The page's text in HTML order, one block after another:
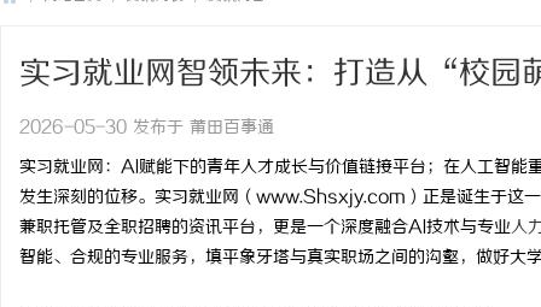
实习就业网智领未来：打造从“校
闭环
2026-05-30 发布于 莆田百事通
实习就业网：AI赋能下的青年人才成长与价值链接平台；在人工智
发生深刻的位移。实习就业网（www.Shsxjy.com）正是诞生于这
兼职托管及全职招聘的资讯平台，更是一个深度融合AI技术与专业人
智能、合规的专业服务，填平象牙塔与真实职场之间的沟壑，做好大